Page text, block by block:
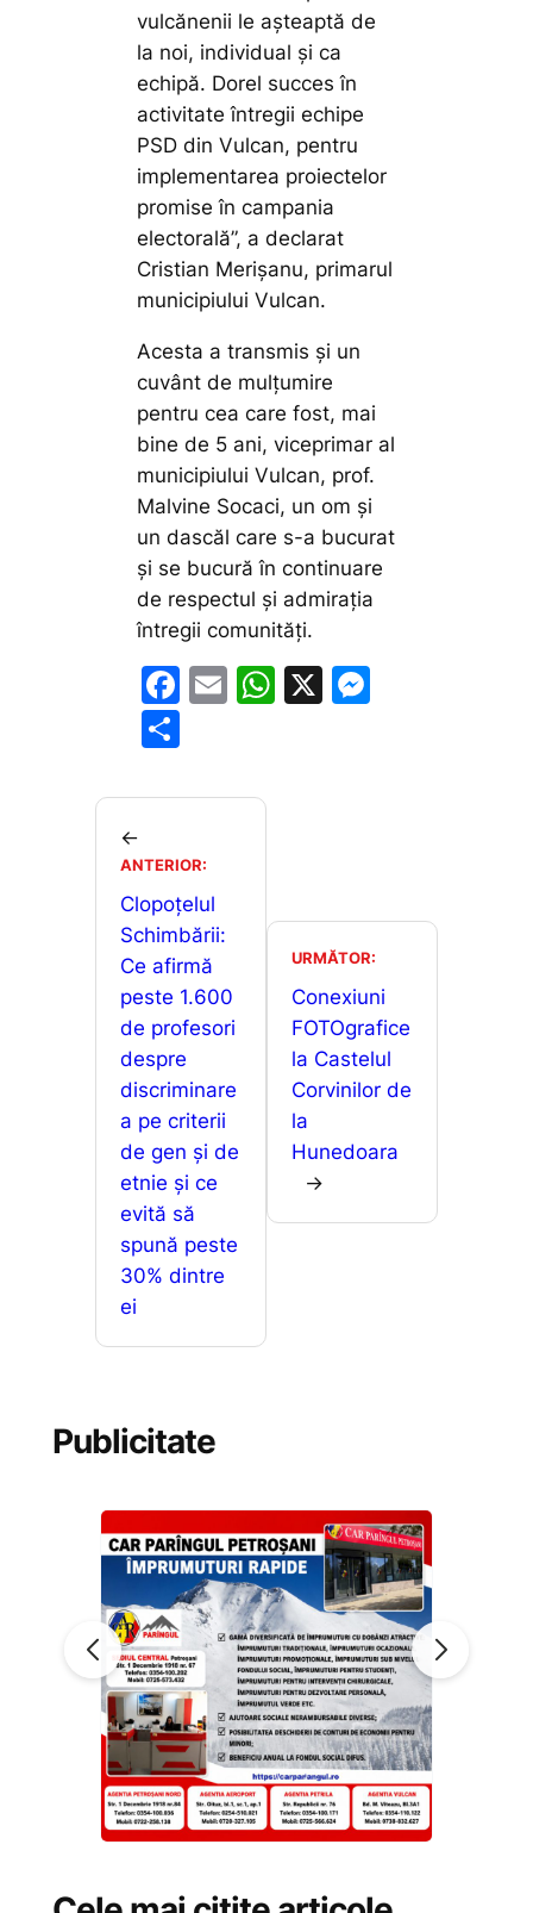
vulcănenii le așteaptă de
la noi, individual și ca
echipă. Dorel succes în
activitate întregii echipe
PSD din Vulcan, pentru
implementarea proiectelor
promise în campania
electorală”, a declarat
Cristian Merișanu, primarul
municipiului Vulcan.
Acesta a transmis și un
cuvânt de mulțumire
pentru cea care fost, mai
bine de 5 ani, viceprimar al
municipiului Vulcan, prof.
Malvine Socaci, un om și
un dascăl care s-a bucurat
și se bucură în continuare
de respectul și admirația
întregii comunități.
F
e
o
o
k
E
l
W
p
X
g
er
ta
a
z
ă
←
ANTERIOR:
Clopoțelul
Schimbării:
Ce afirmă
peste 1.600
de profesori
despre
discriminare
a pe criterii
de gen și de
etnie și ce
evită să
spună peste
30% dintre
ei
URMĂTOR:
Conexiuni
FOTOgrafice
la Castelul
Corvinilor de
la
Hunedoara
→
Publicitate